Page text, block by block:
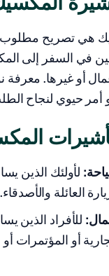
هي تصريح
في السفر إلى
أو غيرها. معرفة
أمر حيوي لنجاح
لأولئك الذين
العائلة والأصدقاء.
للأفراد الذين
أو المؤتمرات